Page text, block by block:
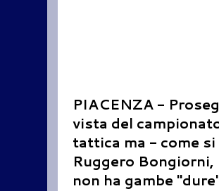
PIACENZA -
vista del
tattica ma - come
Ruggero
non ha gambe